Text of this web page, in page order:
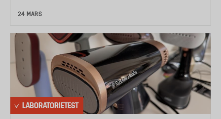
24 MARS
LABORATORIETEST